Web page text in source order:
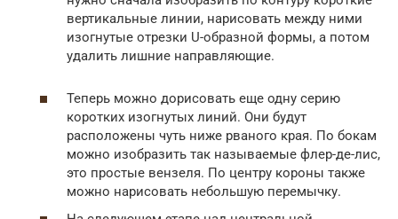
вертикальные линии, нарисовать между ними
изогнутые отрезки U-образной формы, а потом
удалить лишние направляющие.
Теперь можно дорисовать еще одну серию
коротких изогнутых линий. Они будут
расположены чуть ниже рваного края. По бокам
можно изобразить так называемые флер-де-лис,
это простые вензеля. По центру короны также
можно нарисовать небольшую перемычку.